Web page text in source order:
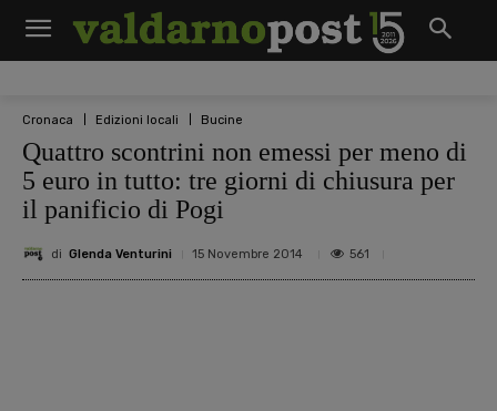
Cronaca Edizioni locali Bucine
Quattro scontrini non emessi per meno di
5 euro in tutto: tre giorni di chiusura per
il panificio di Pogi
di Glenda Venturini 15 Novembre 2014 561